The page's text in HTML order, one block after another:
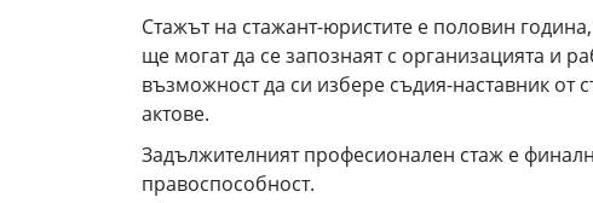
Стажът на стажант-юристите е половин
ще могат да се запознаят с организацията и
възможност да си избере съдия-наставник от
актове.
Задължителният професионален стаж е
правоспособност.